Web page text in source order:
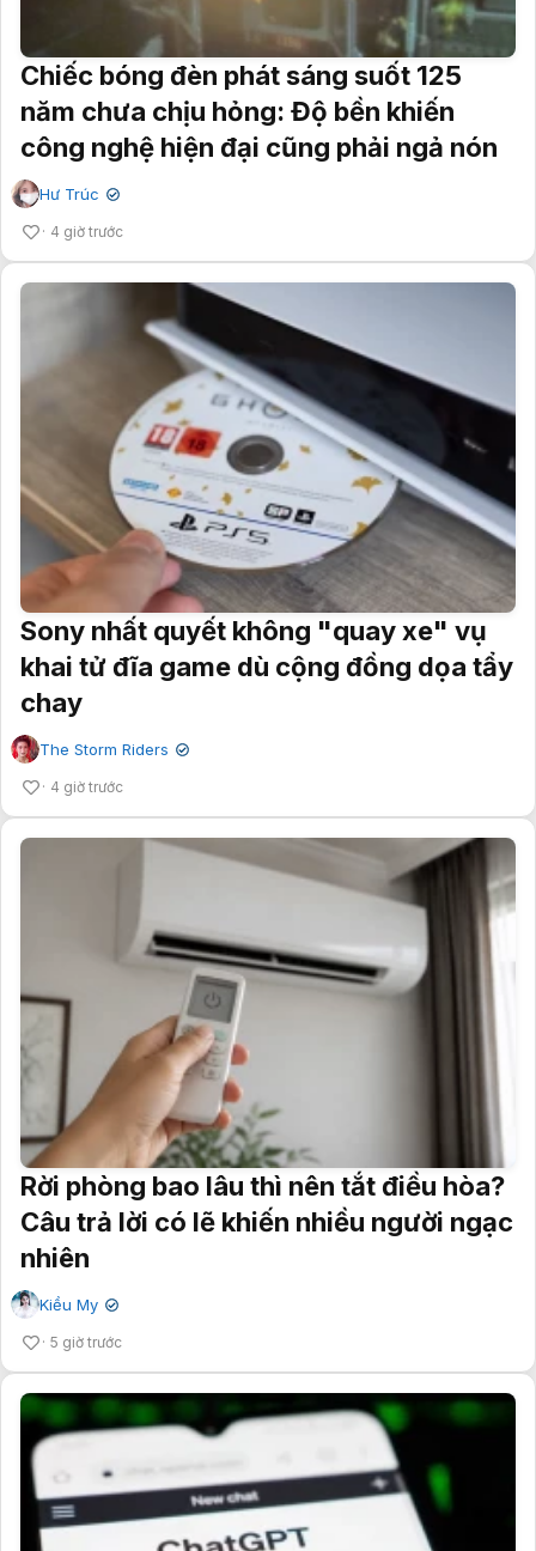
Chiếc bóng đèn phát sáng suốt 125
năm chưa chịu hỏng: Độ bền khiến
công nghệ hiện đại cũng phải ngả nón
Hư Trúc ✔
4 giờ trước
Sony nhất quyết không "quay xe" vụ
khai tử đĩa game dù cộng đồng dọa tẩy
chay
The Storm Riders ✔
4 giờ trước
Rời phòng bao lâu thì nên tắt điều hòa?
Câu trả lời có lẽ khiến nhiều người ngạc
nhiên
Kiều My ✔
5 giờ trước